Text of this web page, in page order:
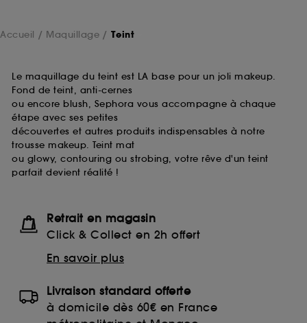
Accueil Maquillage Teint
Le maquillage du teint est LA base pour un joli makeup.
Fond de teint, anti-cernes
ou encore blush, Sephora vous accompagne à chaque
étape avec ses petites
découvertes et autres produits indispensables à notre
trousse makeup. Teint mat
ou glowy, contouring ou strobing, votre rêve d'un teint
parfait devient réalité !
Retrait en magasin
Click & Collect en 2h offert
En savoir plus
Livraison standard offerte
à domicile dès 60€ en France